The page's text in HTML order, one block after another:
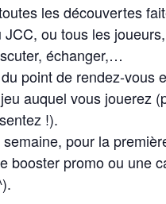
les découvertes
JCC, ou tous les
échanger,…
point de rendez-vous
auquel vous jouerez
!).
semaine, pour la
booster promo ou une